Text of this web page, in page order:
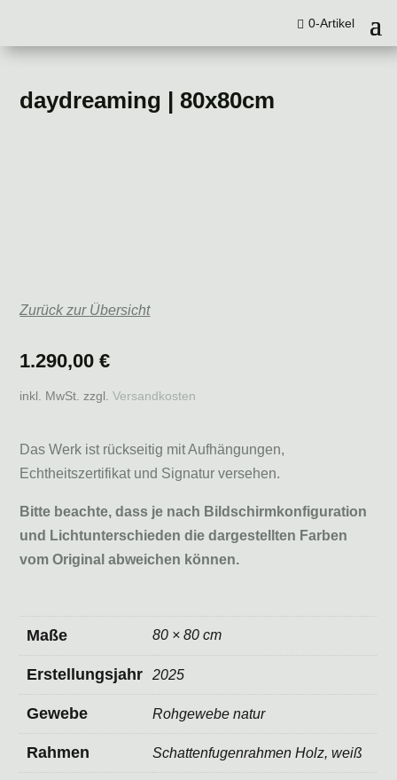
0-Artikel
daydreaming | 80x80cm
Zurück zur Übersicht
1.290,00€
inkl. MwSt. zzgl.Versandkosten
Das Werk ist rückseitig mit Aufhängungen,
Echtheitszertifikat und Signatur versehen.
Bitte beachte, dass je nach Bildschirmkonfiguration
und Lichtunterschieden die dargestellten Farben
vom Original abweichen können.
Maße 80 × 80 cm
Erstellungsjahr 2025
Gewebe Rohgewebe natur
Rahmen Schattenfugenrahmen Holz, weiß